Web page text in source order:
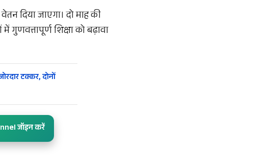
दिया जाएगा। दो माह की
में गुणवत्तापूर्ण शिक्षा को बढ़ावा
टक्कर, दोनों
जॉइन करें